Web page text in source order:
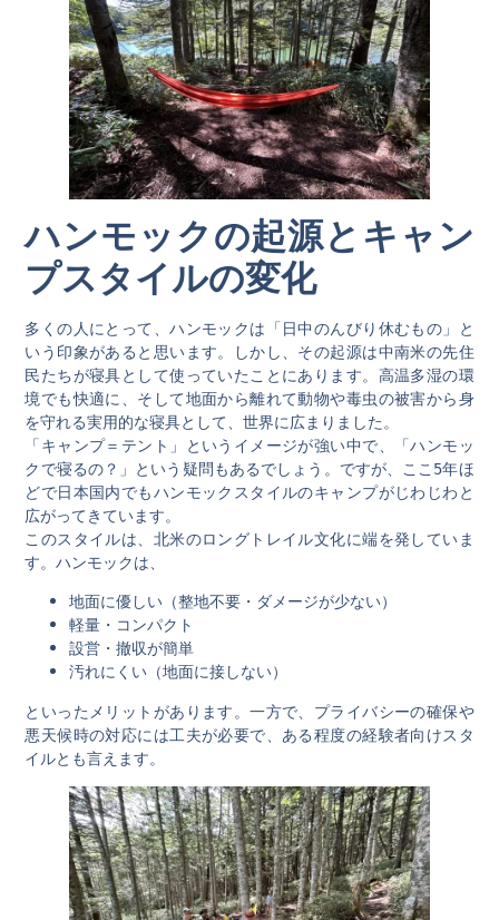
ハンモックの起源とキャン
プスタイルの変化
多くの人にとって、ハンモックは「日中のんびり休むもの」と
いう印象があると思います。しかし、その起源は中南米の先住
民たちが寝具として使っていたことにあります。高温多湿の環
境でも快適に、そして地面から離れて動物や毒虫の被害から身
を守れる実用的な寝具として、世界に広まりました。
「キャンプ＝テント」というイメージが強い中で、「ハンモッ
クで寝るの？」という疑問もあるでしょう。ですが、ここ5年ほ
どで日本国内でもハンモックスタイルのキャンプがじわじわと
広がってきています。
このスタイルは、北米のロングトレイル文化に端を発していま
す。ハンモックは、
地面に優しい（整地不要・ダメージが少ない）
軽量・コンパクト
設営・撤収が簡単
汚れにくい（地面に接しない）
といったメリットがあります。一方で、プライバシーの確保や
悪天候時の対応には工夫が必要で、ある程度の経験者向けスタ
イルとも言えます。